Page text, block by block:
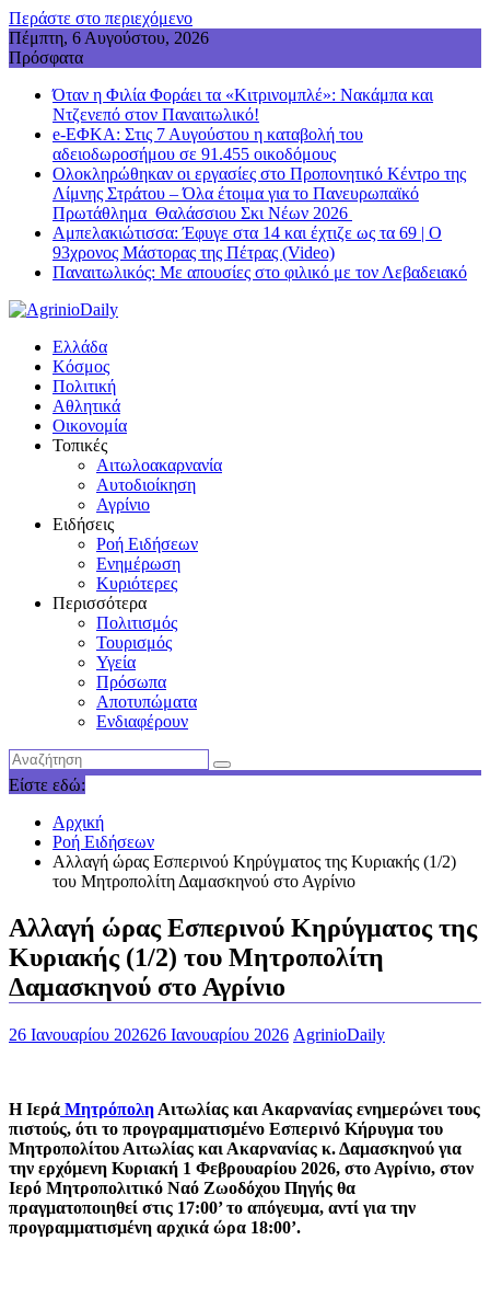
Περάστε στο περιεχόμενο
Πέμπτη, 6 Αυγούστου, 2026
Πρόσφατα
Όταν η Φιλία Φοράει τα «Κιτρινομπλέ»: Νακάμπα και
Ντζενεπό στον Παναιτωλικό!
e-ΕΦΚΑ: Στις 7 Αυγούστου η καταβολή του
αδειοδωροσήμου σε 91.455 οικοδόμους
Ολοκληρώθηκαν οι εργασίες στο Προπονητικό Κέντρο της
Λίμνης Στράτου – Όλα έτοιμα για το Πανευρωπαϊκό
Πρωτάθλημα Θαλάσσιου Σκι Νέων 2026
Αμπελακιώτισσα: Έφυγε στα 14 και έχτιζε ως τα 69 | Ο
93χρονος Μάστορας της Πέτρας (Video)
Παναιτωλικός: Με απουσίες στο φιλικό με τον Λεβαδειακό
Ελλάδα
Κόσμος
Πολιτική
Αθλητικά
Οικονομία
Τοπικές
Αιτωλοακαρνανία
Αυτοδιοίκηση
Αγρίνιο
Ειδήσεις
Ροή Ειδήσεων
Ενημέρωση
Κυριότερες
Περισσότερα
Πολιτισμός
Τουρισμός
Υγεία
Πρόσωπα
Αποτυπώματα
Ενδιαφέρουν
Είστε εδώ:
Αρχική
Ροή Ειδήσεων
Αλλαγή ώρας Εσπερινού Κηρύγματος της Κυριακής (1/2)
του Μητροπολίτη Δαμασκηνού στο Αγρίνιο
Αλλαγή ώρας Εσπερινού Κηρύγματος της
Κυριακής (1/2) του Μητροπολίτη
Δαμασκηνού στο Αγρίνιο
26 Ιανουαρίου 202626 Ιανουαρίου 2026 AgrinioDaily
Η Ιερά Μητρόπολη Αιτωλίας και Ακαρνανίας ενημερώνει τους
πιστούς, ότι το προγραμματισμένο Εσπερινό Κήρυγμα του
Μητροπολίτου Αιτωλίας και Ακαρνανίας κ. Δαμασκηνού για
την ερχόμενη Κυριακή 1 Φεβρουαρίου 2026, στο Αγρίνιο, στον
Ιερό Μητροπολιτικό Ναό Ζωοδόχου Πηγής θα
πραγματοποιηθεί στις 17:00’ το απόγευμα, αντί για την
προγραμματισμένη αρχικά ώρα 18:00’.